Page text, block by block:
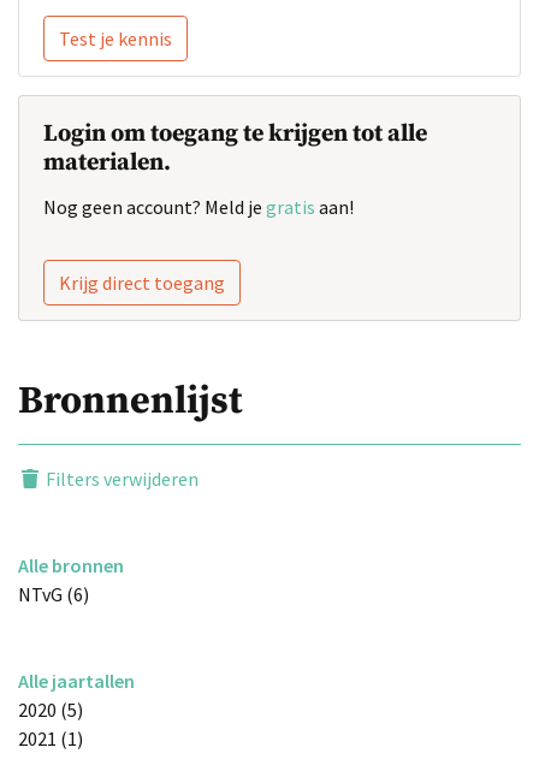
Test je kennis
Login om toegang te krijgen tot alle
materialen.
Nog geen account? Meld je gratis aan!
Krijg direct toegang
Bronnenlijst
Filters verwijderen
Alle bronnen
NTvG (6)
Alle jaartallen
2020 (5)
2021 (1)